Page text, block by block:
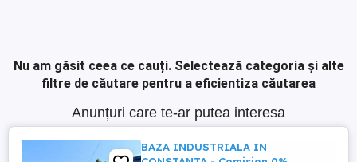
Nu am găsit ceea ce cauți. Selectează categoria și alte
filtre de căutare pentru a eficientiza căutarea
Anunțuri care te-ar putea interesa
BAZA INDUSTRIALA IN